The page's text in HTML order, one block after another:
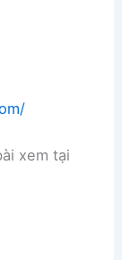
xem tại